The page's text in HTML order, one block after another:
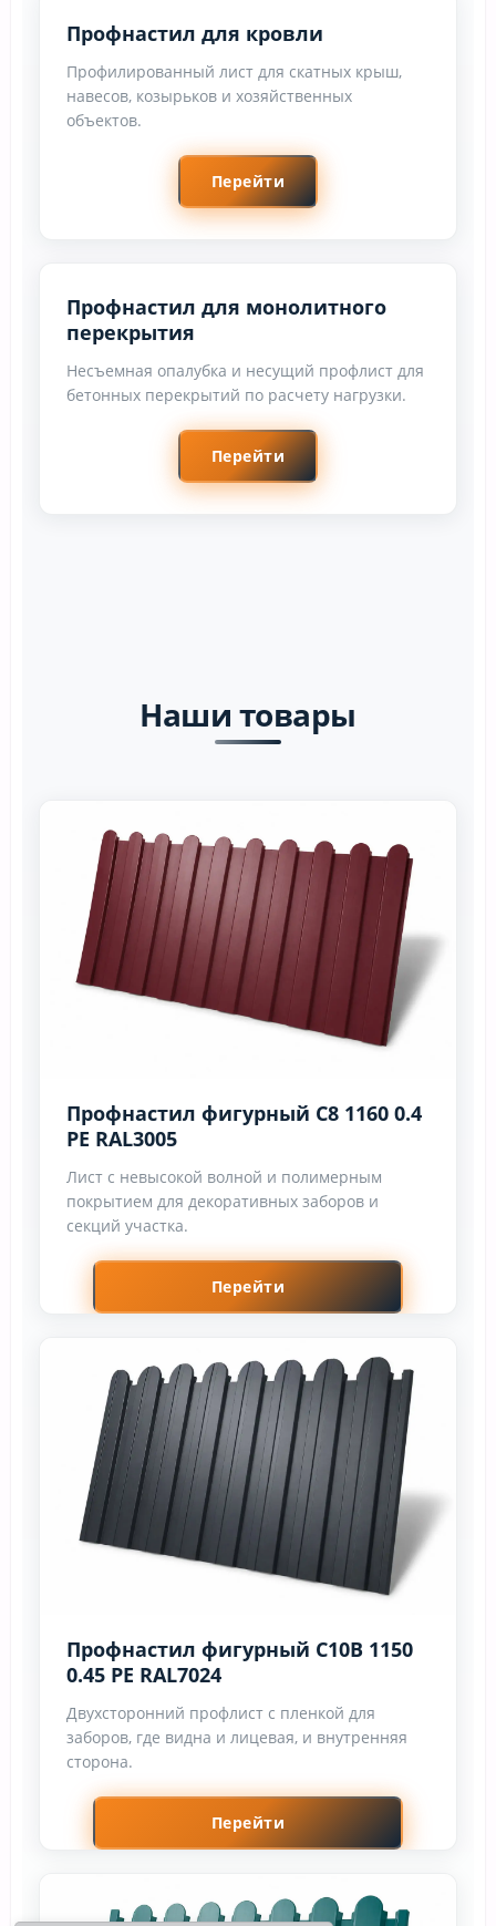
Профнастил для кровли
Профилированный лист для скатных крыш,
навесов, козырьков и хозяйственных
объектов.
Перейти
Профнастил для монолитного
перекрытия
Несъемная опалубка и несущий профлист для
бетонных перекрытий по расчету нагрузки.
Перейти
Наши товары
Профнастил фигурный C8 1160 0.4
PE RAL3005
Лист с невысокой волной и полимерным
покрытием для декоративных заборов и
секций участка.
Перейти
Профнастил фигурный С10В 1150
0.45 PE RAL7024
Двухсторонний профлист с пленкой для
заборов, где видна и лицевая, и внутренняя
сторона.
Перейти